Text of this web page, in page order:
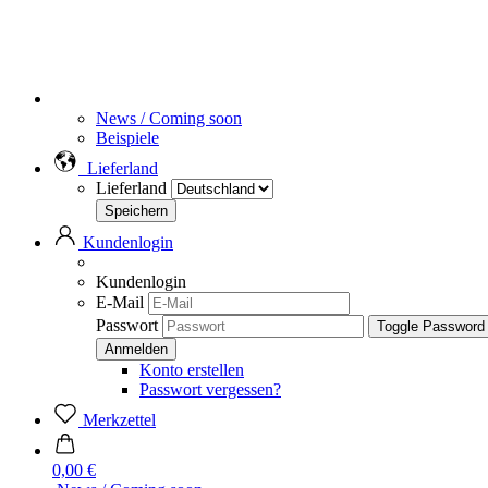
News / Coming soon
Beispiele
Lieferland
Lieferland
Kundenlogin
Kundenlogin
E-Mail
Passwort
Toggle
Konto erstellen
Passwort vergessen?
Merkzettel
0,00 €